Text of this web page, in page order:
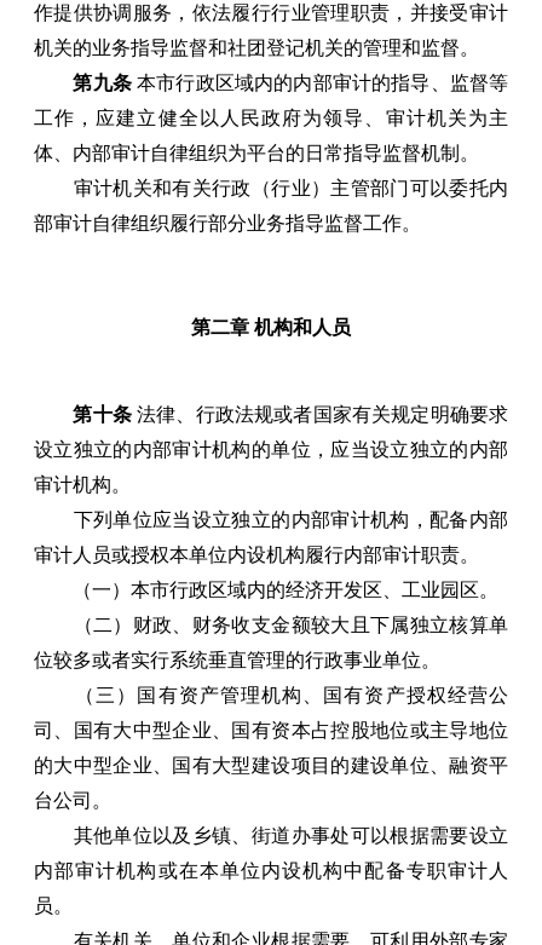
作提供协调服务，依法履行行业管理职责，并接受审计
机关的业务指导监督和社团登记机关的管理和监督。
第九条本市行政区域内的内部审计的指导、监督等
工作，应建立健全以人民政府为领导、审计机关为主
体、内部审计自律组织为平台的日常指导监督机制。
审计机关和有关行政（行业）主管部门可以委托内
部审计自律组织履行部分业务指导监督工作。
第二章 机构和人员
第十条法律、行政法规或者国家有关规定明确要求
设立独立的内部审计机构的单位，应当设立独立的内部
审计机构。
下列单位应当设立独立的内部审计机构，配备内部
审计人员或授权本单位内设机构履行内部审计职责。
（一）本市行政区域内的经济开发区、工业园区。
（二）财政、财务收支金额较大且下属独立核算单
位较多或者实行系统垂直管理的行政事业单位。
（三）国有资产管理机构、国有资产授权经营公
司、国有大中型企业、国有资本占控股地位或主导地位
的大中型企业、国有大型建设项目的建设单位、融资平
台公司。
其他单位以及乡镇、街道办事处可以根据需要设立
内部审计机构或在本单位内设机构中配备专职审计人
员。
有关机关、单位和企业根据需要，可利用外部专家